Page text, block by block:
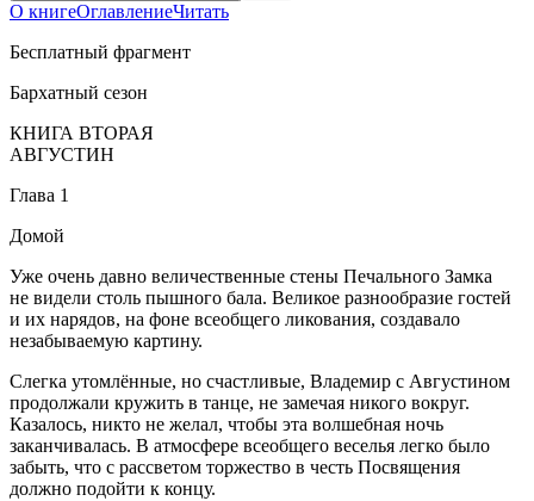
О книгеОглавлениеЧитать
Бесплатный фрагмент
Бархатный сезон
КНИГА ВТОРАЯ
АВГУСТИН
Глава 1
Домой
Уже очень давно величественные стены Печального Замка
не видели столь пышного бала. Великое разнообразие гостей
и их нарядов, на фоне всеобщего ликования, создавало
незабываемую картину.
Слегка утомлённые, но счастливые, Владемир с Августином
продолжали кружить в танце, не замечая никого вокруг.
Казалось, никто не желал, чтобы эта волшебная ночь
заканчивалась. В атмосфере всеобщего веселья легко было
забыть, что с рассветом торжество в честь Посвящения
должно подойти к концу.